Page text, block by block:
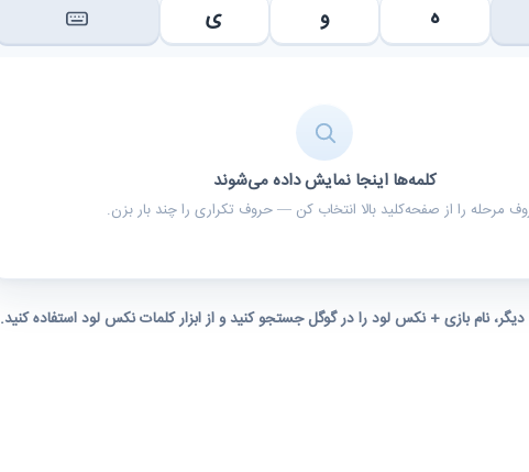
ه
و ی
کلمه‌ها اینجا نمایش داده می‌شوند
مرحله را از صفحه‌کلید بالا انتخاب کن — حروف تکراری را چند بار بزن.
نام بازی + نکس لود را در گوگل جستجو کنید و از ابزار کلمات نکس لود استفاده کنید.